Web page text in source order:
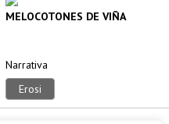
MELOCOTONES DE VIÑA
Narrativa
Erosi